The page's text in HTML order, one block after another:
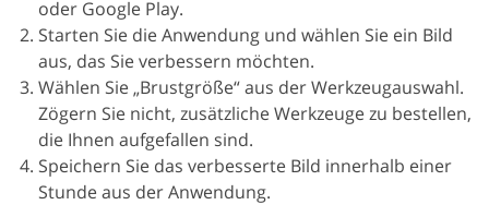
oder Google Play.
Starten Sie die Anwendung und wählen Sie ein Bild
aus, das Sie verbessern möchten.
Wählen Sie „Brustgröße“ aus der Werkzeugauswahl.
Zögern Sie nicht, zusätzliche Werkzeuge zu bestellen,
die Ihnen aufgefallen sind.
Speichern Sie das verbesserte Bild innerhalb einer
Stunde aus der Anwendung.